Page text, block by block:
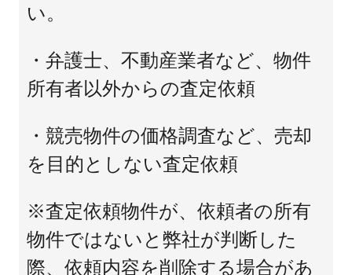
い。
・弁護士、不動産業者など、物件
所有者以外からの査定依頼
・競売物件の価格調査など、売却
を目的としない査定依頼
※査定依頼物件が、依頼者の所有
物件ではないと弊社が判断した
際、依頼内容を削除する場合があ